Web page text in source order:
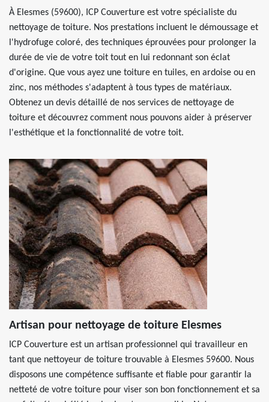
À Elesmes (59600), ICP Couverture est votre spécialiste du
nettoyage de toiture. Nos prestations incluent le démoussage et
l'hydrofuge coloré, des techniques éprouvées pour prolonger la
durée de vie de votre toit tout en lui redonnant son éclat
d'origine. Que vous ayez une toiture en tuiles, en ardoise ou en
zinc, nos méthodes s'adaptent à tous types de matériaux.
Obtenez un devis détaillé de nos services de nettoyage de
toiture et découvrez comment nous pouvons aider à préserver
l'esthétique et la fonctionnalité de votre toit.
Artisan pour nettoyage de toiture Elesmes
ICP Couverture est un artisan professionnel qui travailleur en
tant que nettoyeur de toiture trouvable à Elesmes 59600. Nous
disposons une compétence suffisante et fiable pour garantir la
netteté de votre toiture pour viser son bon fonctionnement et sa